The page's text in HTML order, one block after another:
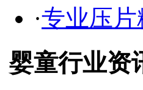
·专业压片
婴童行业资